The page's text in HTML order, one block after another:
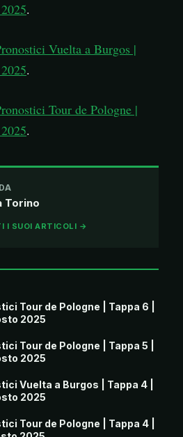
.
Vuelta a Burgos |
.
Tour de Pologne |
.
Torino
I SUOI ARTICOLI →
Tour de Pologne | Tappa 6 |
2025
Tour de Pologne | Tappa 5 |
2025
Vuelta a Burgos | Tappa 4 |
2025
Tour de Pologne | Tappa 4 |